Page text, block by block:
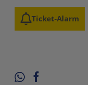
Ticket-Alarm